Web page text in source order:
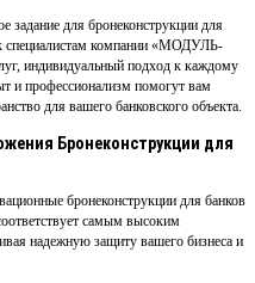
задание для бронеконструкции для
к специалистам компании «МОДУЛЬ-
индивидуальный подход к каждому
и профессионализм помогут вам
для вашего банковского объекта.
Бронеконструкции для
бронеконструкции для банков
самым высоким
надежную защиту вашего бизнеса и